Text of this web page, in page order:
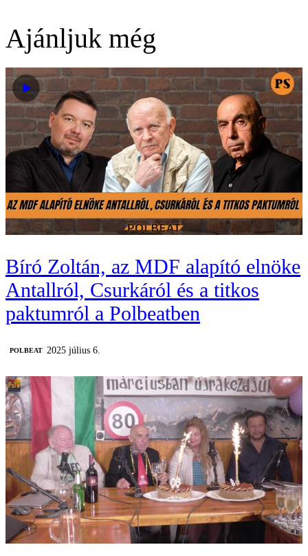
Ajánljuk még
Bíró Zoltán, az MDF alapító elnöke
Antallról, Csurkáról és a titkos
paktumról a Polbeatben
‎POLBEAT 2025 július 6.